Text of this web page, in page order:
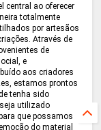
central ao oferecer
totalmente
por artesãos
Através de
de
e
aos criadores
estamos prontos
tenha sido
utilizado
que possamos
do material